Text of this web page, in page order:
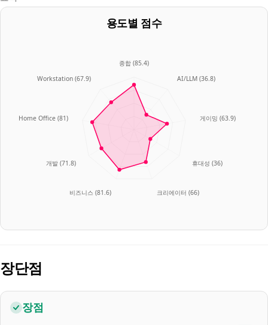
용도별 점수
종합(85.4)
AI/LLM(36.8)
게이밍 (63.9)
휴대성 (36)
크리에이터 (66)
비즈니스 (81.6)
개발 (71.8)
Home Office (81)
Workstation (67.9)
장단점
장점